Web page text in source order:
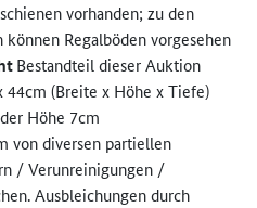
vorhanden; zu den
Regalböden vorgesehen
Bestandteil dieser Auktion
44cm (Breite x Höhe x Tiefe)
Höhe 7cm
von diversen partiellen
/ Verunreinigungen /
Ausbleichungen durch